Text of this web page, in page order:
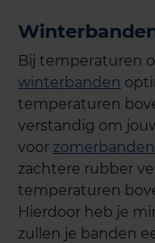
Bij temperaturen
winterbanden
temperaturen
verstandig om
voor zomerbanden
zachtere rubber
temperaturen
Hierdoor heb je
zullen je banden